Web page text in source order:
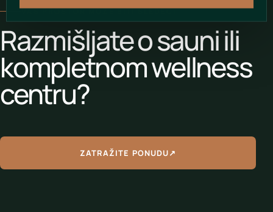
VAŠ PROSTOR MOŽE BITI SLEDEĆI
Razmišljate o sauni ili
kompletnom wellness
centru?
ZATRAŽITE PONUDU↗